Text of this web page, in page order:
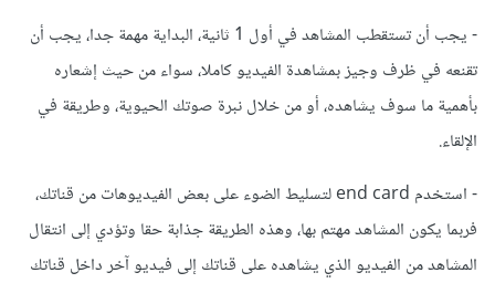
- يجب أن تستقطب المشاهد في أول 1 ثانية، البداية مهمة جدا، يجب أن
تقنعه في ظرف وجيز بمشاهدة الفيديو كاملا، سواء من حيث إشعاره
بأهمية ما سوف يشاهده، أو من خلال نبرة صوتك الحيوية، وطريقة في
الإلقاء.
- استخدم end card لتسليط الضوء على بعض الفيديوهات من قناتك،
فربما يكون المشاهد مهتم بها، وهذه الطريقة جذابة حقا وتؤدي إلى انتقال
المشاهد من الفيديو الذي يشاهده على قناتك إلى فيديو آخر داخل قناتك